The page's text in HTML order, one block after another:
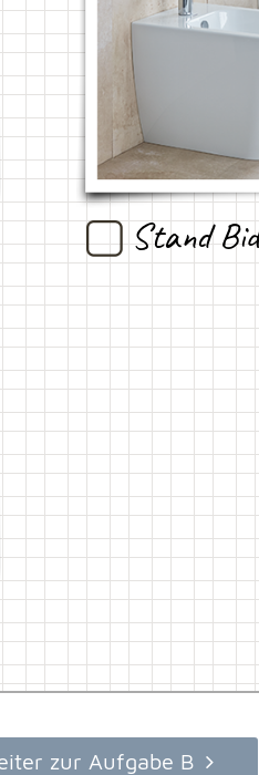
Stand
zur Aufgabe B